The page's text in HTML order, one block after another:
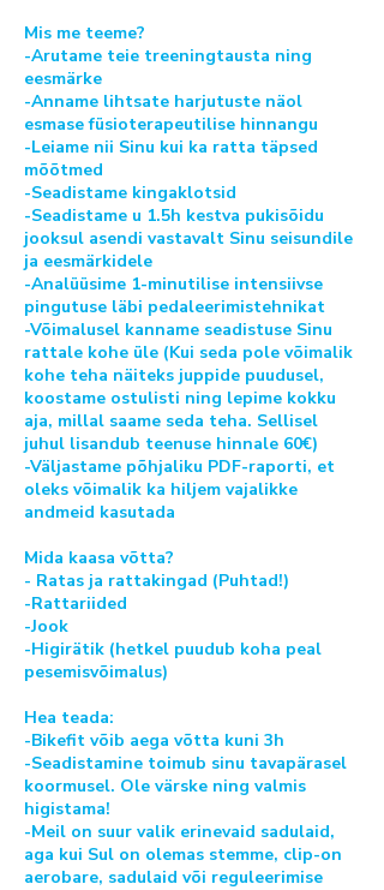
Mis me teeme?
-Arutame teie treeningtausta ning
eesmärke
-Anname lihtsate harjutuste näol
esmase füsioterapeutilise hinnangu
-Leiame nii Sinu kui ka ratta täpsed
mõõtmed
-Seadistame kingaklotsid
-Seadistame u 1.5h kestva pukisõidu
jooksul asendi vastavalt Sinu seisundile
ja eesmärkidele
-Analüüsime 1-minutilise intensiivse
pingutuse läbi pedaleerimistehnikat
-Võimalusel kanname seadistuse Sinu
rattale kohe üle (Kui seda pole võimalik
kohe teha näiteks juppide puudusel,
koostame ostulisti ning lepime kokku
aja, millal saame seda teha. Sellisel
juhul lisandub teenuse hinnale 60€)
-Väljastame põhjaliku PDF-raporti, et
oleks võimalik ka hiljem vajalikke
andmeid kasutada
Mida kaasa võtta?
- Ratas ja rattakingad (Puhtad!)
-Rattariided
-Jook
-Higirätik (hetkel puudub koha peal
pesemisvõimalus)
Hea teada:
-Bikefit võib aega võtta kuni 3h
-Seadistamine toimub sinu tavapärasel
koormusel. Ole värske ning valmis
higistama!
-Meil on suur valik erinevaid sadulaid,
aga kui Sul on olemas stemme, clip-on
aerobare, sadulaid või reguleerimise